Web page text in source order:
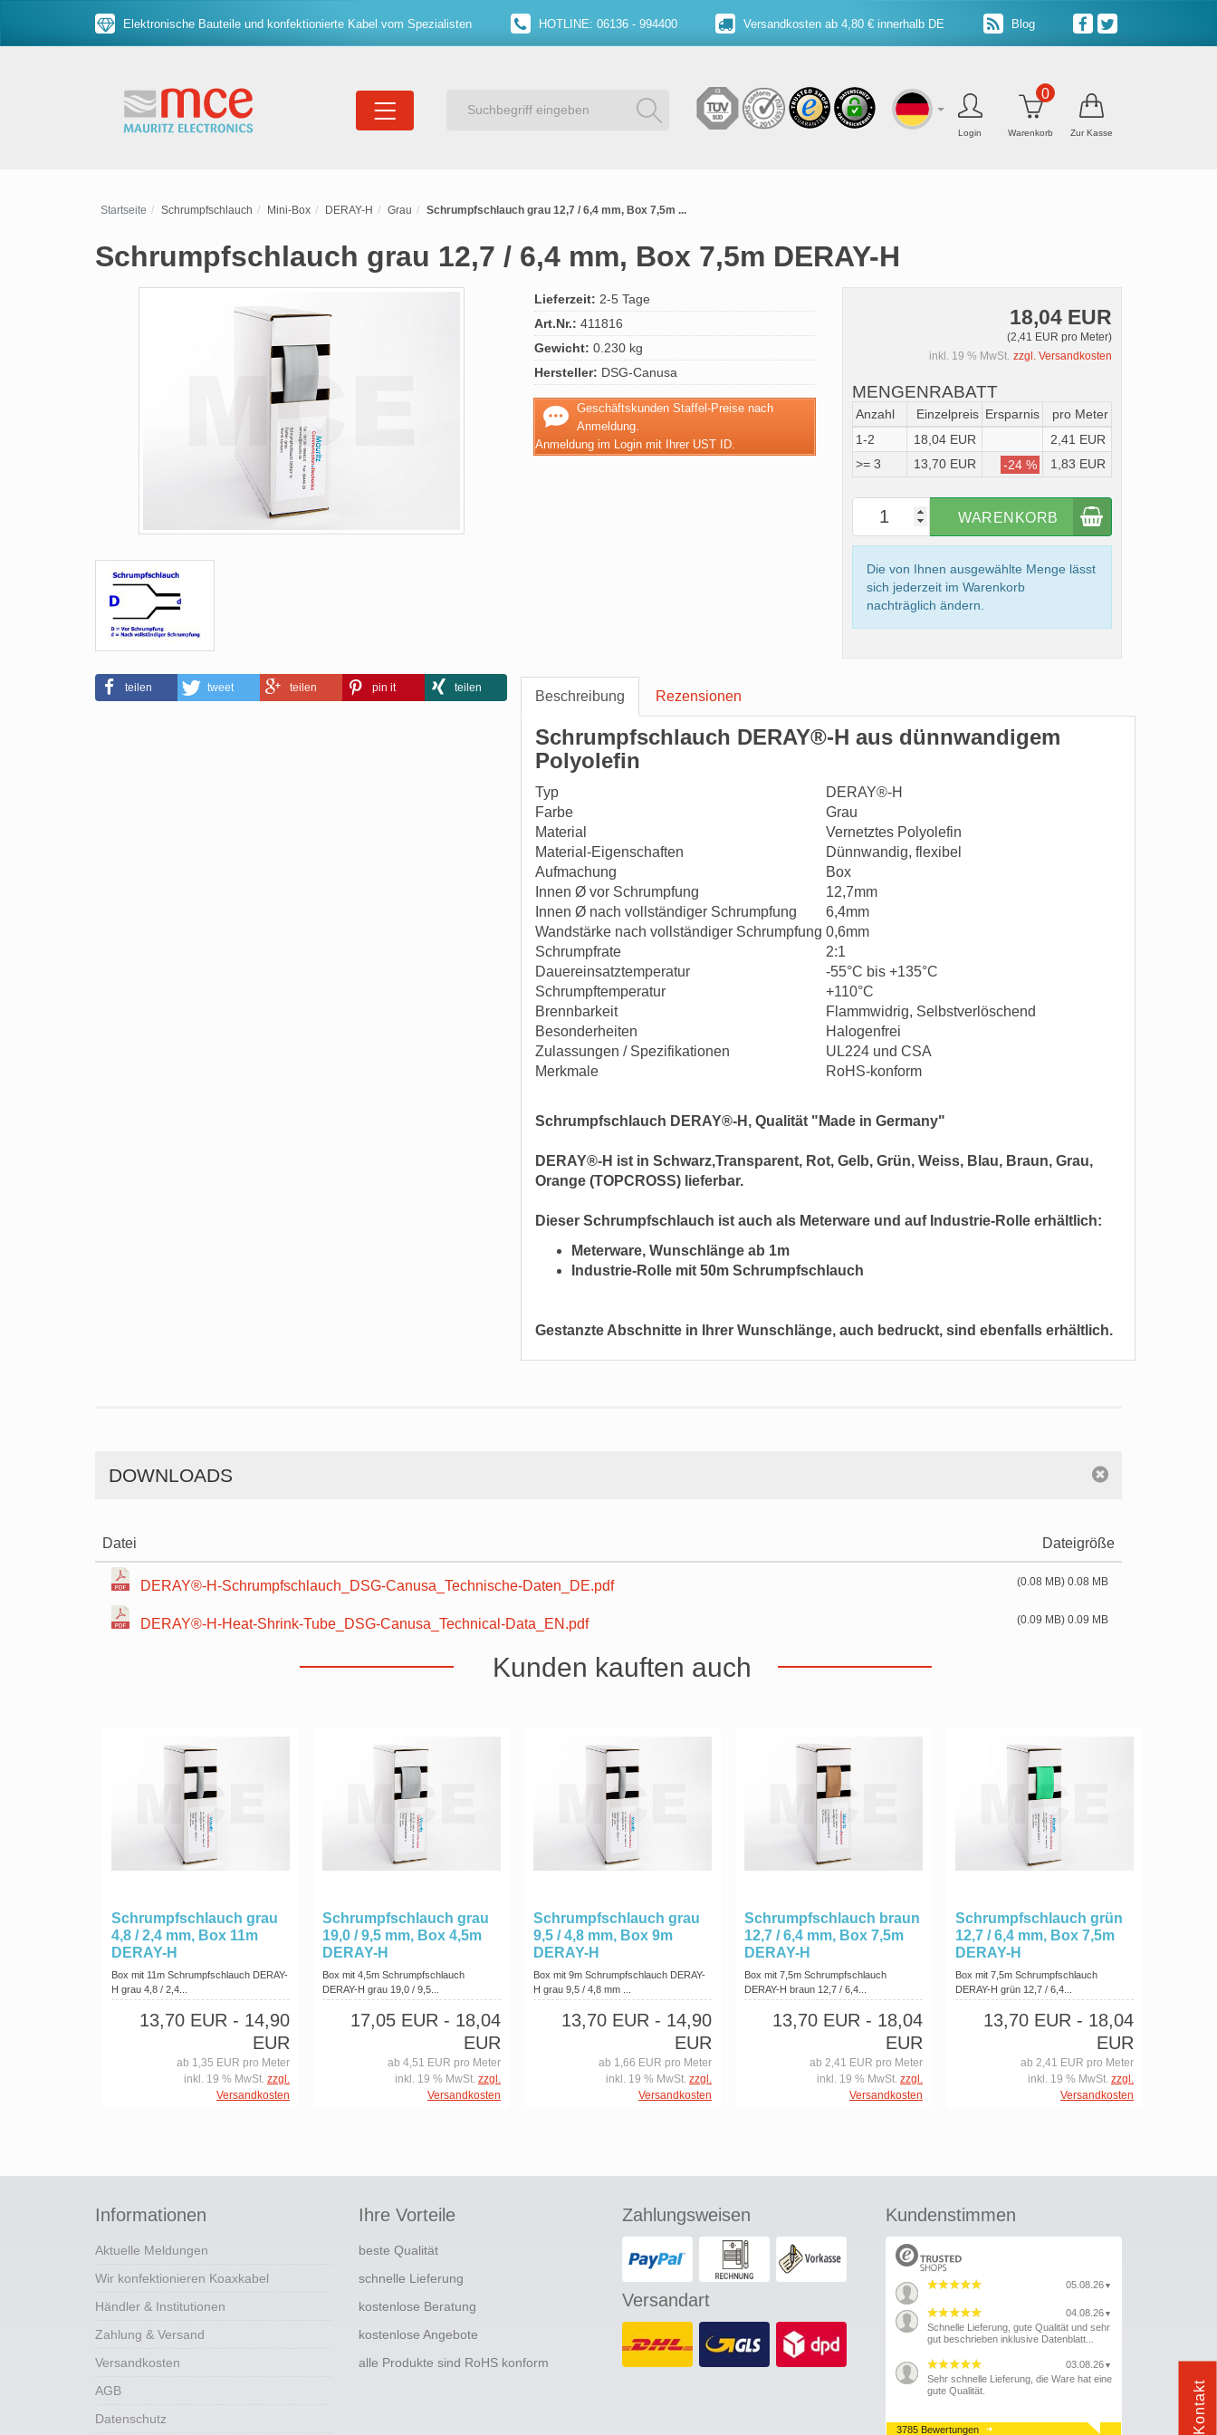
Elektronische Bauteile und konfektionierte Kabel vom Spezialisten HOTLINE: 06136 - 994400 Versandkosten ab 4,80 € innerhalb DE Blog
Login Warenkorb
0
Zur Kasse
Startseite Schrumpfschlauch Mini-Box DERAY-H Grau Schrumpfschlauch grau 12,7 / 6,4 mm, Box 7,5m ...
Schrumpfschlauch grau 12,7 / 6,4 mm, Box 7,5m DERAY-H
teilen tweet teilen pin it teilen
Lieferzeit: 2-5 Tage
Art.Nr.: 411816
Gewicht: 0.230 kg
Hersteller: DSG-Canusa
Geschäftskunden Staffel-Preise nach
Anmeldung.
Anmeldung im Login mit Ihrer UST ID.
18,04 EUR
(2,41 EUR pro Meter)
inkl. 19 % MwSt. zzgl. Versandkosten
MENGENRABATT
Anzahl Einzelpreis Ersparnis
pro Meter
1-2
18,04 EUR
2,41 EUR
>= 3
13,70 EUR -24 % 1,83 EUR
WARENKORB
Die von Ihnen ausgewählte Menge lässt
sich jederzeit im Warenkorb
nachträglich ändern.
Beschreibung Rezensionen
Schrumpfschlauch DERAY®-H aus dünnwandigem
Polyolefin
Typ
DERAY®-H
Farbe
Grau
Material
Vernetztes Polyolefin
Material-Eigenschaften
Dünnwandig, flexibel
Aufmachung
Box
Innen Ø vor Schrumpfung
12,7mm
Innen Ø nach vollständiger Schrumpfung
6,4mm
Wandstärke nach vollständiger Schrumpfung 0,6mm
Schrumpfrate
2:1
Dauereinsatztemperatur
-55°C bis +135°C
Schrumpftemperatur
+110°C
Brennbarkeit
Flammwidrig, Selbstverlöschend
Besonderheiten
Halogenfrei
Zulassungen / Spezifikationen
UL224 und CSA
Merkmale
RoHS-konform
Schrumpfschlauch DERAY®-H, Qualität "Made in Germany"
DERAY®-H ist in Schwarz,Transparent, Rot, Gelb, Grün, Weiss, Blau, Braun, Grau,
Orange (TOPCROSS) lieferbar.
Dieser Schrumpfschlauch ist auch als Meterware und auf Industrie-Rolle erhältlich:
Meterware, Wunschlänge ab 1m
Industrie-Rolle mit 50m Schrumpfschlauch
Gestanzte Abschnitte in Ihrer Wunschlänge, auch bedruckt, sind ebenfalls erhältlich.
DOWNLOADS
Datei Dateigröße
DERAY®-H-Schrumpfschlauch_DSG-Canusa_Technische-Daten_DE.pdf (0.08 MB) 0.08 MB
DERAY®-H-Heat-Shrink-Tube_DSG-Canusa_Technical-Data_EN.pdf (0.09 MB) 0.09 MB
Kunden kauften auch
Schrumpfschlauch grau
4,8 / 2,4 mm, Box 11m
DERAY-H
Box mit 11m Schrumpfschlauch DERAY-
H grau 4,8 / 2,4...
13,70 EUR - 14,90
EUR
ab 1,35 EUR pro Meter
inkl. 19 % MwSt. zzgl.
Versandkosten
Schrumpfschlauch grau
19,0 / 9,5 mm, Box 4,5m
DERAY-H
Box mit 4,5m Schrumpfschlauch
DERAY-H grau 19,0 / 9,5...
17,05 EUR - 18,04
EUR
ab 4,51 EUR pro Meter
inkl. 19 % MwSt. zzgl.
Versandkosten
Schrumpfschlauch grau
9,5 / 4,8 mm, Box 9m
DERAY-H
Box mit 9m Schrumpfschlauch DERAY-
H grau 9,5 / 4,8 mm ...
13,70 EUR - 14,90
EUR
ab 1,66 EUR pro Meter
inkl. 19 % MwSt. zzgl.
Versandkosten
Schrumpfschlauch braun
12,7 / 6,4 mm, Box 7,5m
DERAY-H
Box mit 7,5m Schrumpfschlauch
DERAY-H braun 12,7 / 6,4...
13,70 EUR - 18,04
EUR
ab 2,41 EUR pro Meter
inkl. 19 % MwSt. zzgl.
Versandkosten
Schrumpfschlauch grün
12,7 / 6,4 mm, Box 7,5m
DERAY-H
Box mit 7,5m Schrumpfschlauch
DERAY-H grün 12,7 / 6,4...
13,70 EUR - 18,04
EUR
ab 2,41 EUR pro Meter
inkl. 19 % MwSt. zzgl.
Versandkosten
Informationen
Aktuelle Meldungen
Wir konfektionieren Koaxkabel
Händler & Institutionen
Zahlung & Versand
Versandkosten
AGB
Datenschutz
Ihre Vorteile
beste Qualität
schnelle Lieferung
kostenlose Beratung
kostenlose Angebote
alle Produkte sind RoHS konform
Zahlungsweisen
Versandart
Kundenstimmen
05.08.26 ▼
04.08.26 ▼
Schnelle Lieferung, gute Qualität und sehr
gut beschrieben inklusive Datenblatt...
03.08.26 ▼
Sehr schnelle Lieferung, die Ware hat eine
gute Qualität.
3785 Bewertungen Kontakt